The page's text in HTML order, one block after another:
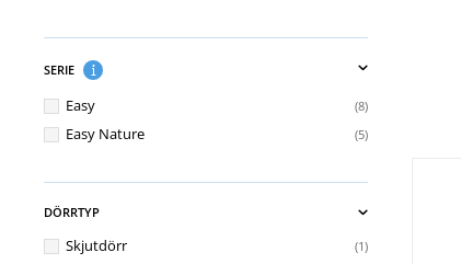
SERIE
8
Easy
5
Easy Nature
DÖRRTYP
1
Skjutdörr